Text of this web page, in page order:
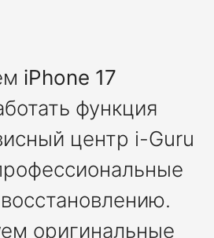
iPhone 17
функция
центр i-Guru
оригинальные